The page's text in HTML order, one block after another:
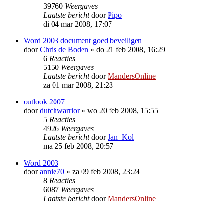
39760 Weergaves
Laatste berichtdoorPipo
di 04 mar 2008, 17:07
Word 2003 document goed beveiligen
doorChris de Boden » do 21 feb 2008, 16:29
6 Reacties
5150 Weergaves
Laatste berichtdoorMandersOnline
za 01 mar 2008, 21:28
outlook 2007
doordutchwarrior» wo 20 feb 2008, 15:55
5 Reacties
4926 Weergaves
Laatste berichtdoorJan_Kol
ma 25 feb 2008, 20:57
Word 2003
doorannie70 » za 09 feb 2008, 23:24
8 Reacties
6087 Weergaves
Laatste berichtdoorMandersOnline